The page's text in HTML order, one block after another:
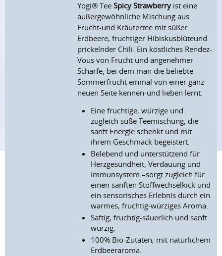
Yogi® TeeSpicy Strawberryist eine
außergewöhnliche Mischung aus
Frucht-und Kräutertee mit süßer
Erdbeere, fruchtiger Hibiskusblüteund
prickelnder Chili. Ein köstliches Rendez-
Vous von Frucht und angenehmer
Schärfe, bei dem man die beliebte
Sommerfrucht einmal von einer ganz
neuen Seite kennen-und lieben lernt.
Eine fruchtige, würzige und
zugleich süße Teemischung, die
sanft Energie schenkt und mit
ihrem Geschmack begeistert.
Belebend und unterstützend für
Herzgesundheit, Verdauung und
Immunsystem –sorgt zugleich für
einen sanften Stoffwechselkick und
ein sensorisches Erlebnis durch ein
warmes, fruchtig-würziges Aroma.
Saftig, fruchtig-säuerlich und sanft
würzig.
100% Bio-Zutaten, mit natürlichem
Erdbeeraroma.